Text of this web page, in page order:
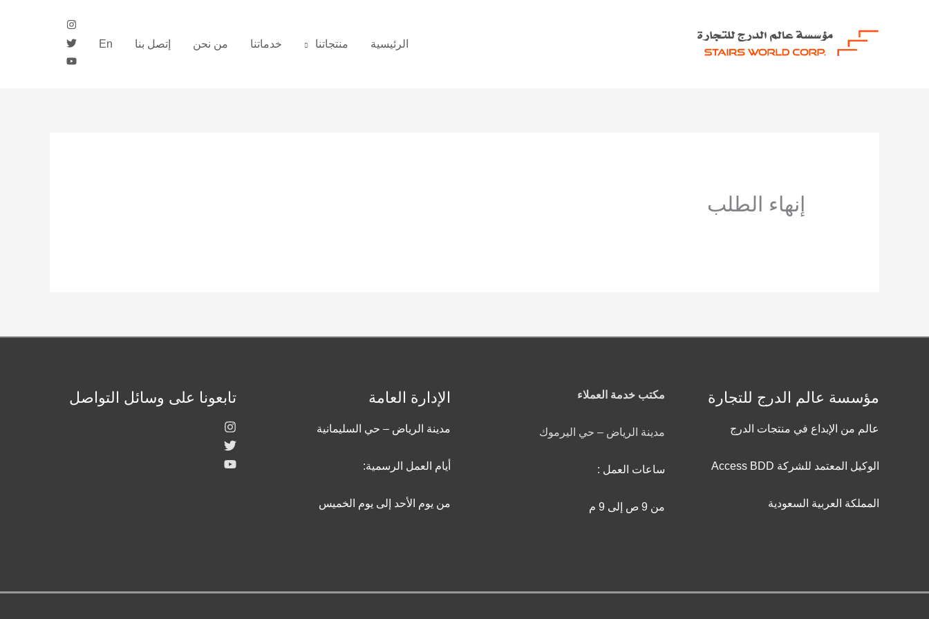
الرئيسية منتجاتنا خدماتنا من نحن إتصل بنا En
إنهاء الطلب
مؤسسة عالم الدرج للتجارة
عالم من الإبداع في منتجات الدرج
الوكيل المعتمد للشركة Access BDD
المملكة العربية السعودية
مكتب خدمة العملاء
مدينة الرياض – حي اليرموك
ساعات العمل :
من 9 ص إلى 9 م
الإدارة العامة
مدينة الرياض – حي السليمانية
أيام العمل الرسمية:
من يوم الأحد إلى يوم الخميس
تابعونا على وسائل التواصل